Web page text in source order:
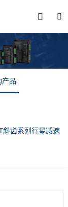


产品
斜齿系列行星减速